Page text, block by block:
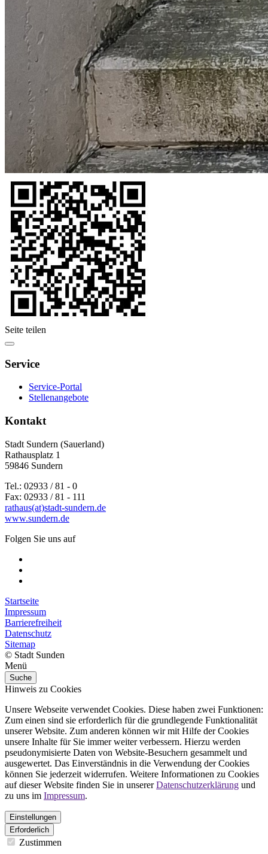
Seite teilen
Service
Service-Portal
Stellenangebote
Kontakt
Stadt Sundern (Sauerland)
Rathausplatz 1
59846 Sundern
Tel.: 02933 / 81 - 0
Fax: 02933 / 81 - 111
rathaus(at)stadt-sundern.de
www.sundern.de
Folgen Sie uns auf
Startseite
Impressum
Barrierefreiheit
Datenschutz
Sitemap
© Stadt Sunden
Menü
Suche
Hinweis zu Cookies
Unsere Webseite verwendet Cookies. Diese haben zwei Funktionen:
Zum einen sind sie erforderlich für die grundlegende Funktionalität
unserer Website. Zum anderen können wir mit Hilfe der Cookies
unsere Inhalte für Sie immer weiter verbessern. Hierzu werden
pseudonymisierte Daten von Website-Besuchern gesammelt und
ausgewertet. Das Einverständnis in die Verwendung der Cookies
können Sie jederzeit widerrufen. Weitere Informationen zu Cookies
auf dieser Website finden Sie in unsererDatenschutzerklärung und
zu uns im Impressum.
Einstellungen
Erforderlich
Zustimmen